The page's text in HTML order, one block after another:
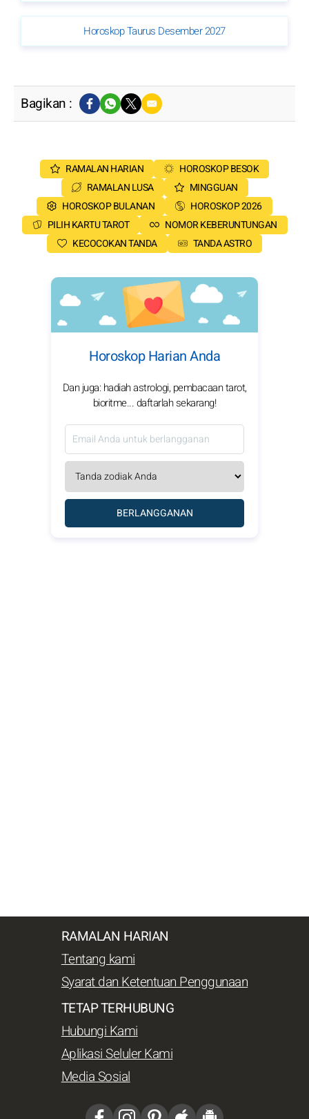
Horoskop Taurus Desember 2027
Bagikan :
RAMALAN HARIAN
HOROSKOP BESOK
RAMALAN LUSA
MINGGUAN
HOROSKOP BULANAN
HOROSKOP 2026
PILIH KARTU TAROT
NOMOR KEBERUNTUNGAN
KECOCOKAN TANDA
TANDA ASTRO
Horoskop Harian Anda
Dan juga: hadiah astrologi, pembacaan tarot,
bioritme... daftarlah sekarang!
BERLANGGANAN
RAMALAN HARIAN
Tentang kami
Syarat dan Ketentuan Penggunaan
TETAP TERHUBUNG
Hubungi Kami
Aplikasi Seluler Kami
Media Sosial